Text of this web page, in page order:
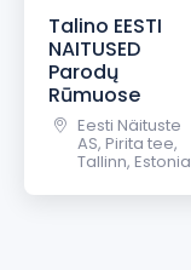
Talino EESTI
NAITUSED
Parodų
Rūmuose
Eesti Näituste
AS, Pirita tee,
Tallinn, Estonia